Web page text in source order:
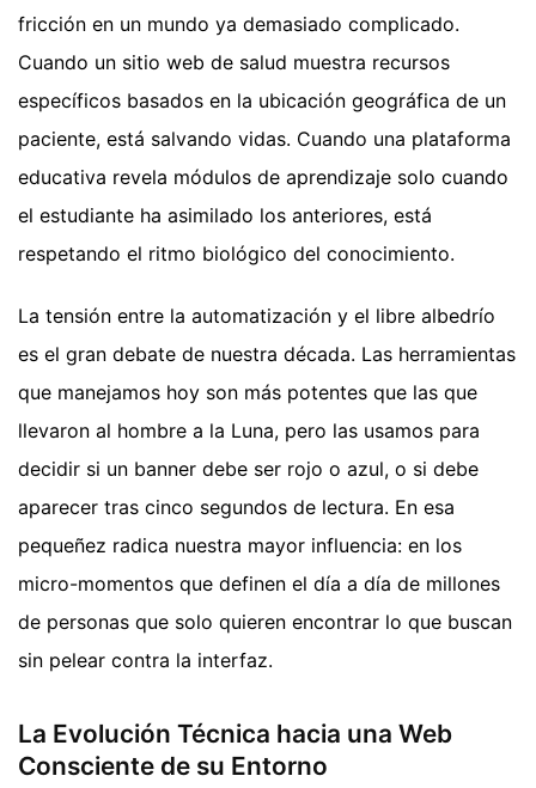
fricción en un mundo ya demasiado complicado.
Cuando un sitio web de salud muestra recursos
específicos basados en la ubicación geográfica de un
paciente, está salvando vidas. Cuando una plataforma
educativa revela módulos de aprendizaje solo cuando
el estudiante ha asimilado los anteriores, está
respetando el ritmo biológico del conocimiento.
La tensión entre la automatización y el libre albedrío
es el gran debate de nuestra década. Las herramientas
que manejamos hoy son más potentes que las que
llevaron al hombre a la Luna, pero las usamos para
decidir si un banner debe ser rojo o azul, o si debe
aparecer tras cinco segundos de lectura. En esa
pequeñez radica nuestra mayor influencia: en los
micro-momentos que definen el día a día de millones
de personas que solo quieren encontrar lo que buscan
sin pelear contra la interfaz.
La Evolución Técnica hacia una Web
Consciente de su Entorno